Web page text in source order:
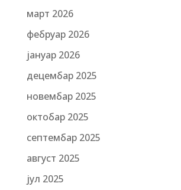
март 2026
фебруар 2026
јануар 2026
децембар 2025
новембар 2025
октобар 2025
септембар 2025
август 2025
јул 2025